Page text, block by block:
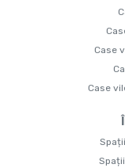
Case
Case